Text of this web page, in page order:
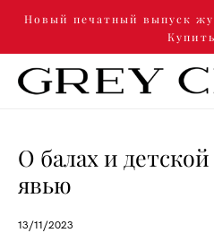
Новый печатный выпуск
Купить
О балах и
явью
13/11/2023